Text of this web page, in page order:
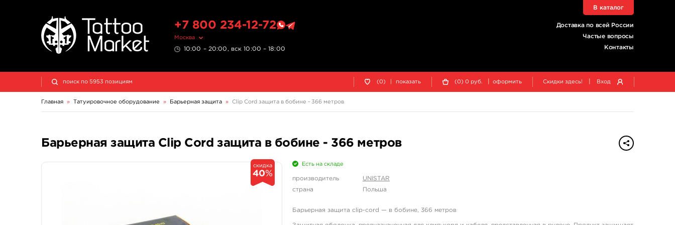
+7 800 234-12-72
Москва
10:00 – 20:00, вск 10:00 – 18:00
Доставка по всей России
Частые вопросы
Контакты
В каталог
(0) показать (0) 0 руб. оформить Скидки здесь! Вход
Главная » Татуировочное оборудование » Барьерная защита » Clip Cord защита в бобине - 366 метров
Барьерная защита Clip Cord защита в бобине - 366 метров
Есть на складе
производитель
UNISTAR
страна
Польша
Барьерная защита clip-cord — в бобине, 366 метров
скидка
40%